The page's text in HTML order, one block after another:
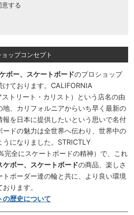
意する
ョップコンセプト
ボー、スケートボードのプロショップ
けております。CALIFORNIA
トリート・カリスト）という店名の由
、カリフォルニアからいち早く最新の
報を日本に提供したいという思いで名付
ードの魅力は全世界へ伝わり、世界中の
になりました。STRICTLY
完全にスケートボードの精神）で、これ
ケボー、スケートボードの商品、楽しさ
ボーダー達の輪と共に、より良い環境
ります。
の歴史について